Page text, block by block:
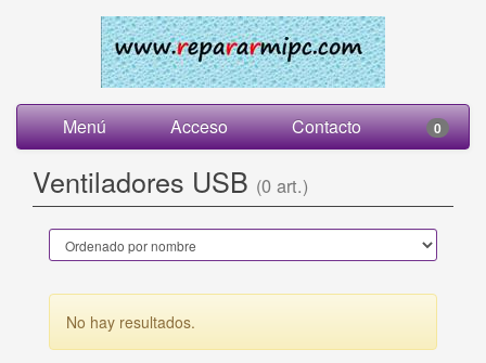
Menú Acceso Contacto 0
Ventiladores USB (0 art.)
No hay resultados.